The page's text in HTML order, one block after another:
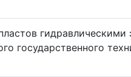
гидравлическими
государственного